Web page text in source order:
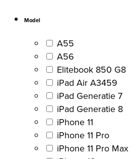
Model
A55
A56
Elitebook 850 G8
iPad Air A3459
iPad Generatie 7
iPad Generatie 8
iPhone 11
iPhone 11 Pro
iPhone 11 Pro Max